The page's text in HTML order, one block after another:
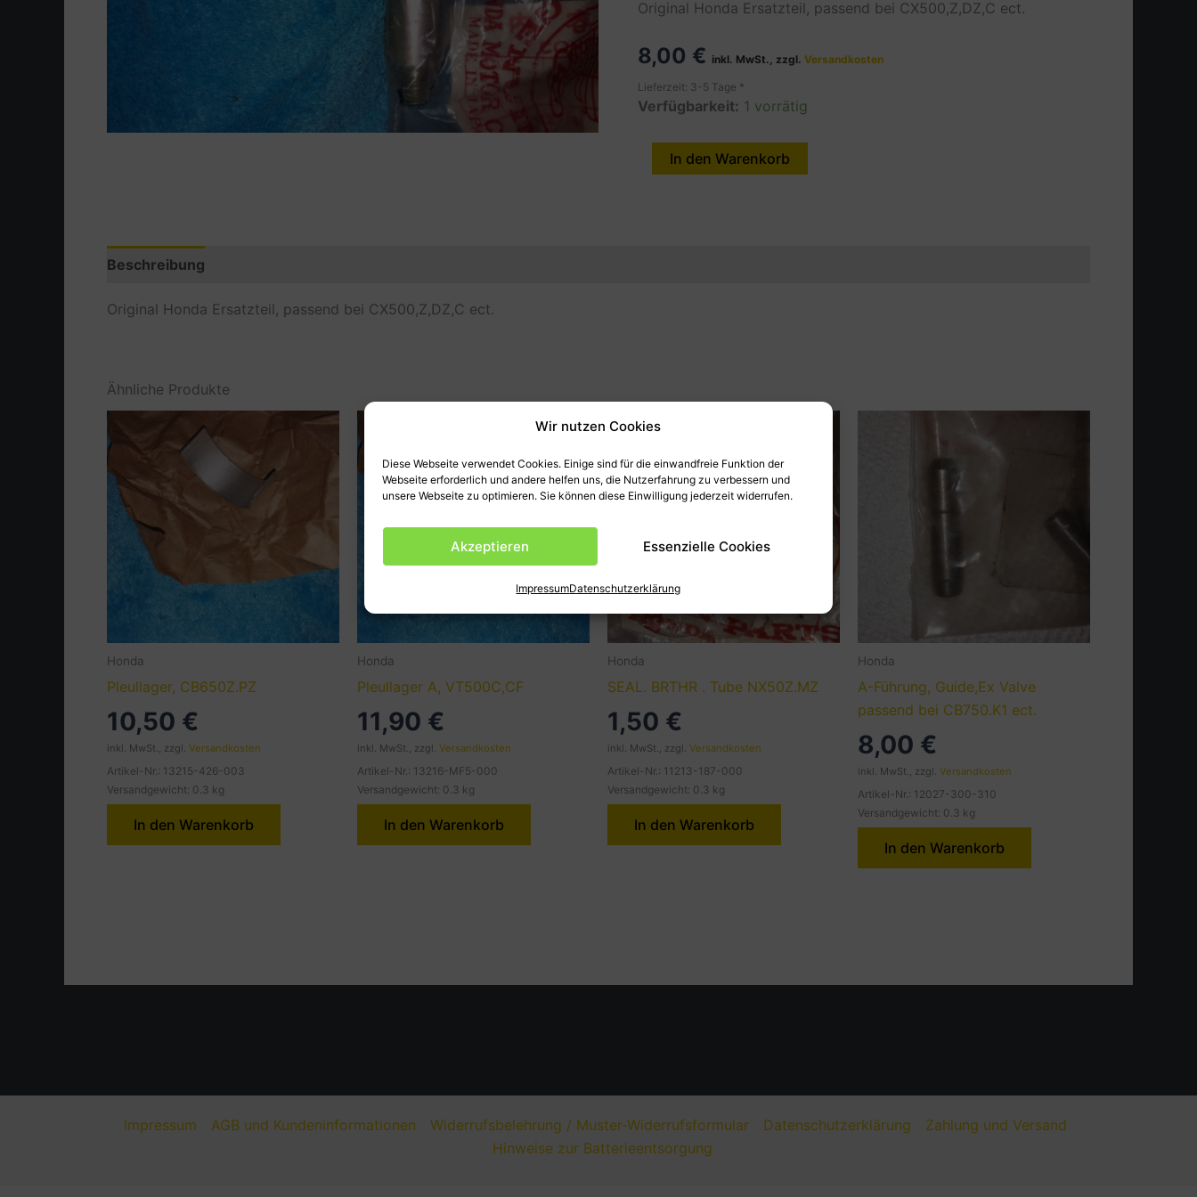
Wir nutzen Cookies
Diese Webseite verwendet Cookies. Einige sind für die einwandfreie Funktion der
Webseite erforderlich und andere helfen uns, die Nutzerfahrung zu verbessern und
unsere Webseite zu optimieren. Sie können diese Einwilligung jederzeit widerrufen.
Akzeptieren Essenzielle Cookies
ImpressumDatenschutzerklärung
Original Honda Ersatzteil, passend bei CX500,Z,DZ,C ect.
8,00 € inkl. MwSt., zzgl.Versandkosten
Lieferzeit: 3-5 Tage *
Verfügbarkeit: 1 vorrätig
STAY,
CUSHION
In den Warenkorb
Beschreibung
Original Honda Ersatzteil, passend bei CX500,Z,DZ,C ect.
Ähnliche Produkte
Honda
Pleullager, CB650Z.PZ
10,50 €
inkl. MwSt., zzgl. Versandkosten
Artikel-Nr.: 13215-426-003
Versandgewicht: 0.3 kg
In den Warenkorb
Honda
Pleullager A, VT500C,CF
11,90 €
inkl. MwSt., zzgl. Versandkosten
Artikel-Nr.: 13216-MF5-000
Versandgewicht: 0.3 kg
In den Warenkorb
Honda
SEAL. BRTHR . Tube NX50Z.MZ
1,50 €
inkl. MwSt., zzgl. Versandkosten
Artikel-Nr.: 11213-187-000
Versandgewicht: 0.3 kg
In den Warenkorb
Honda
A-Führung, Guide,Ex Valve
passend bei CB750.K1 ect.
8,00 €
inkl. MwSt., zzgl. Versandkosten
Artikel-Nr.: 12027-300-310
Versandgewicht: 0.3 kg
In den Warenkorb
Impressum AGB und Kundeninformationen Widerrufsbelehrung / Muster-Widerrufsformular Datenschutzerklärung
Zahlung und Versand
Hinweise zur Batterieentsorgung